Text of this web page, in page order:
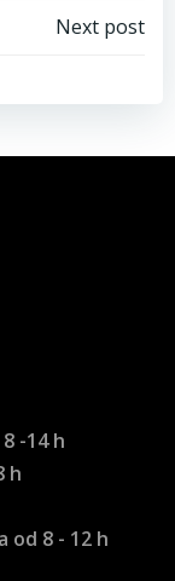
Next post
-14 h
h
od 8 - 12 h